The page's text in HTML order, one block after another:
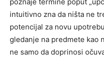
intuitivno zna da ništa ne
potencijal za novu
gledanje na predmete kao
ne samo da doprinosi